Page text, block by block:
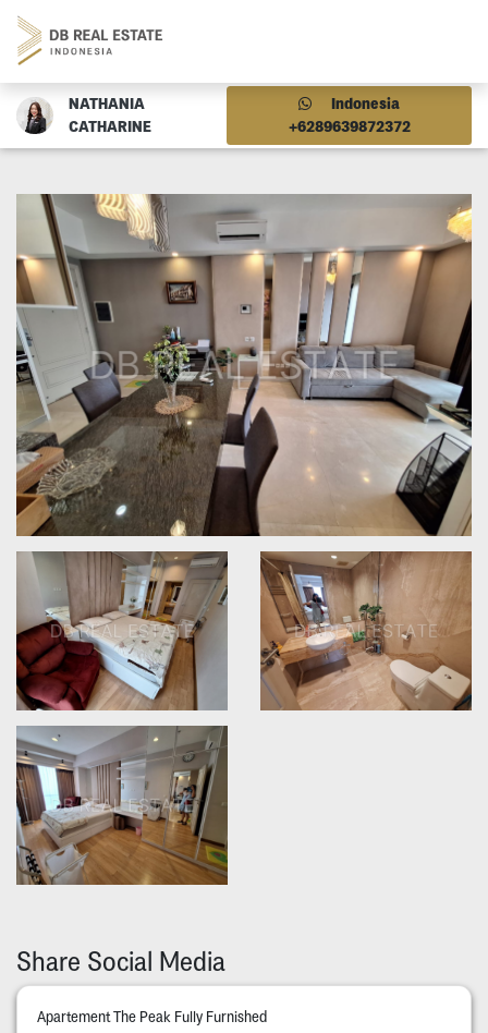
NATHANIA
CATHARINE
Indonesia
+6289639872372
Share Social Media
Apartement The Peak Fully Furnished